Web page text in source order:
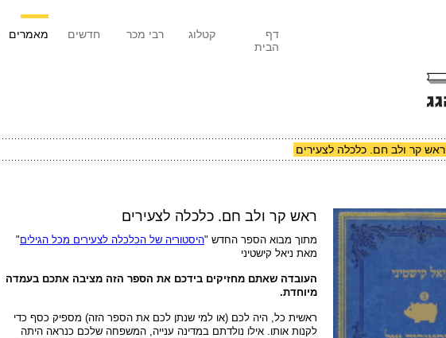
מאמרים חדשים רבי מכר קטלוג
דף
הבית
ראש קר ולב חם. כלכלה לצעירים
ראש קר ולב חם. כלכלה לצעירים
מתוך מבוא הספר החדש "היסטוריה של הכלכלה לצעירים מכל הגילים"
מאת ניאל קישטיני
העובדה שאתם מחזיקים בידכם את הספר הזה מציבה אתכם בעמדה
מיוחדת.
ראשית כל, היה לכם (או למי שנתן לכם את הספר הזה) מספיק כסף כדי
לקנות אותו. אילו נולדתם במדינה ענייה, המשפחה שלכם כנראה היתה